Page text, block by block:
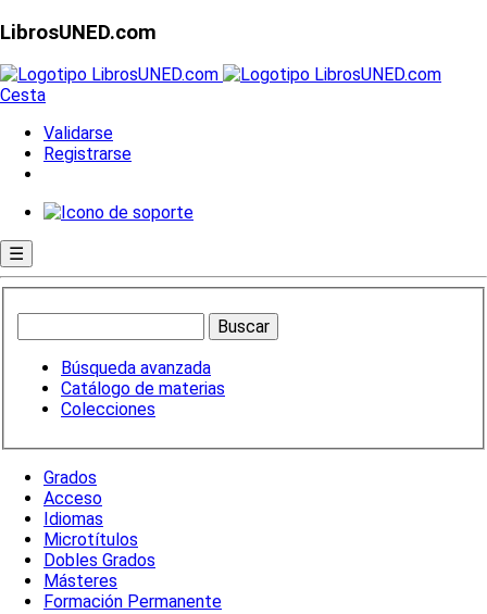
LibrosUNED.com
Cesta
Validarse
Registrarse
☰
Búsqueda avanzada
Catálogo de materias
Colecciones
Grados
Acceso
Idiomas
Microtítulos
Dobles Grados
Másteres
Formación Permanente